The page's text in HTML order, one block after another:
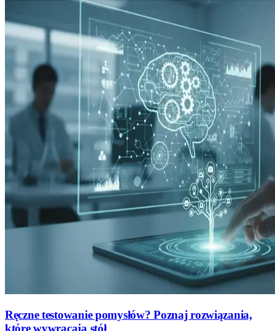
Ręczne testowanie pomysłów? Poznaj rozwiązania,
które wywracają stół